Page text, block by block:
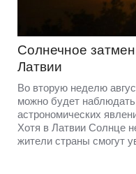
Солнечное
Латвии
Во вторую неделю
можно будет
астрономических
Хотя в Латвии Солнце
жители страны смогут